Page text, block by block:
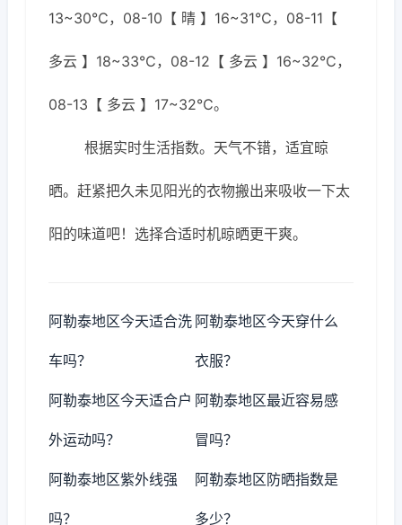
13~30℃，08-10【 晴 】16~31℃，08-11【
多云 】18~33℃，08-12【 多云 】16~32℃，
08-13【 多云 】17~32℃。
根据实时生活指数。天气不错，适宜晾
晒。赶紧把久未见阳光的衣物搬出来吸收一下太
阳的味道吧！选择合适时机晾晒更干爽。
阿勒泰地区今天适合洗
车吗？
阿勒泰地区今天穿什么
衣服？
阿勒泰地区今天适合户
外运动吗？
阿勒泰地区最近容易感
冒吗？
阿勒泰地区紫外线强
吗？
阿勒泰地区防晒指数是
多少？